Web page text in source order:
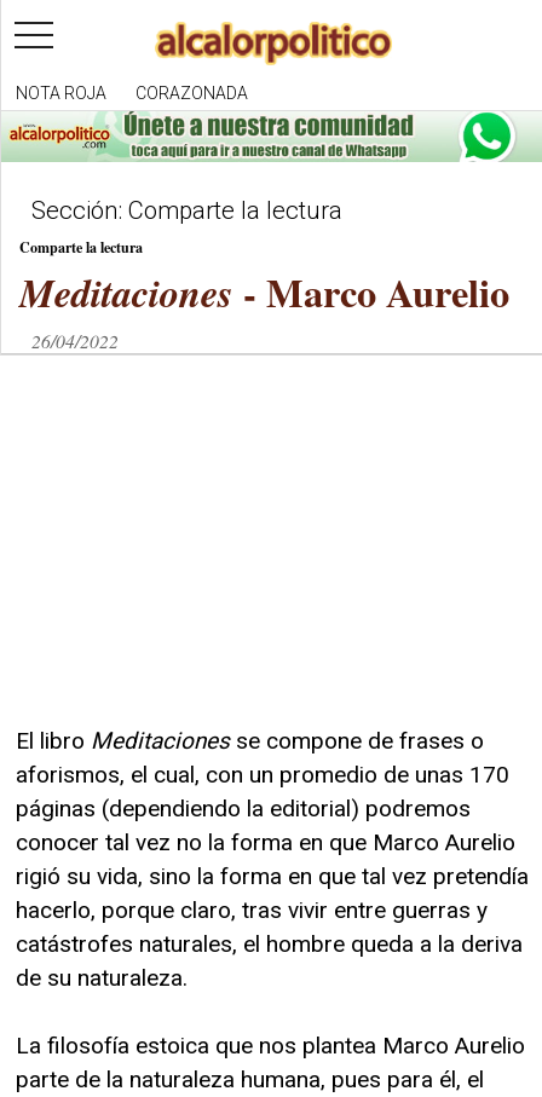
toggle
navigation
NOTA ROJA CORAZONADA
Sección: Comparte la lectura
Comparte la lectura
Meditaciones - Marco Aurelio
26/04/2022
El libro Meditaciones se compone de frases o
aforismos, el cual, con un promedio de unas 170
páginas (dependiendo la editorial) podremos
conocer tal vez no la forma en que Marco Aurelio
rigió su vida, sino la forma en que tal vez pretendía
hacerlo, porque claro, tras vivir entre guerras y
catástrofes naturales, el hombre queda a la deriva
de su naturaleza.
La filosofía estoica que nos plantea Marco Aurelio
parte de la naturaleza humana, pues para él, el